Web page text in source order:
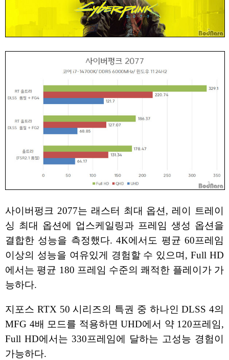
사이버펑크 2077는 래스터 최대 옵션, 레이 트레이
싱 최대 옵션에 업스케일링과 프레임 생성 옵션을
결합한 성능을 측정했다. 4K에서도 평균 60프레임
이상의 성능을 여유있게 경험할 수 있으며, Full HD
에서는 평균 180 프레임 수준의 쾌적한 플레이가 가
능하다.
지포스 RTX 50 시리즈의 특권 중 하나인 DLSS 4의
MFG 4배 모드를 적용하면 UHD에서 약 120프레임,
Full HD에서는 330프레임에 달하는 고성능 경험이
가능하다.